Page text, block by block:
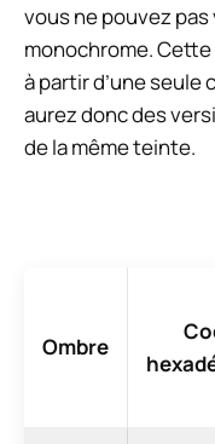
vous ne pouvez
monochrome.
à partir d’une seule
aurez donc des
de la même teinte.
Ombre